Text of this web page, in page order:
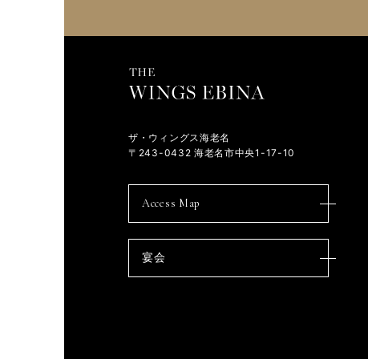
ザ・ウィングス海老名
〒243-0432 海老名市中央1-17-10
Access Map
宴会